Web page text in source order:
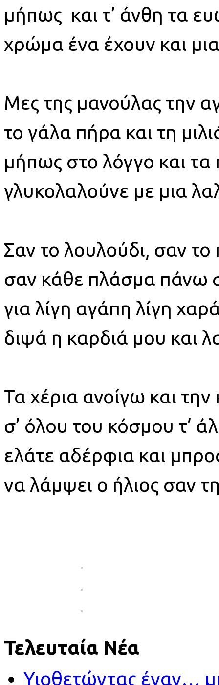
μήπως και τ’ άνθη τα
χρώμα ένα έχουν και
Μες της μανούλας την
το γάλα πήρα και τη
μήπως στο λόγγο και τα
γλυκολαλούνε με μια
Σαν το λουλούδι, σαν το
σαν κάθε πλάσμα πάνω
για λίγη αγάπη λίγη
διψά η καρδιά μου και
Τα χέρια ανοίγω και την
σ’ όλου του κόσμου τ’
ελάτε αδέρφια και
να λάμψει ο ήλιος σαν
Τελευταία Νέα
Υιοθετώντας έναν…